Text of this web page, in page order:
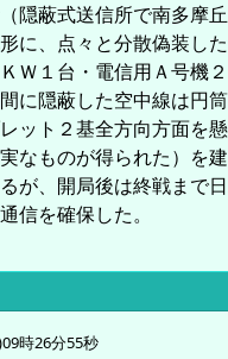
隠蔽式送信所で南多摩
に、点々と分散偽装し
Ｗ１台・電信用Ａ号機
に隠蔽した空中線は円
ット２基全方向方面を
なものが得られた）を
が、開局後は終戦まで
信を確保した。
時26分55秒